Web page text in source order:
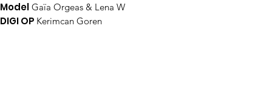
Model Gaïa Orgeas & Lena W
DIGI OP Kerimcan Goren